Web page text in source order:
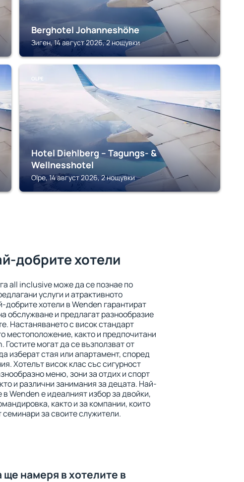
Berghotel Johanneshöhe
Зиген, 14 август 2026, 2 нощувки
OLPE
Hotel Diehlberg – Tagungs- &
Wellnesshotel
Olpe, 14 август 2026, 2 нощувки
добрите хотели
all inclusive може да се познае по
услуги и атрактивното
хотели в Wenden гарантират
обслужване и предлагат разнообразие
Настаняването с висок стандарт
местоположение, както и предпочитани
Гостите могат да се възползват от
изберат стая или апартамент, според
Хотелът висок клас със сигурност
меню, зони за отдих и спорт
и различни занимания за децата. Най-
Wenden е идеалният избор за двойки,
както и за компании, които
семинари за своите служители.
ще намеря в хотелите в